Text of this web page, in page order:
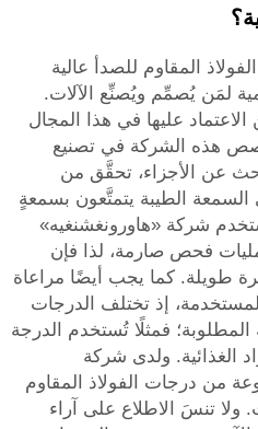
المقاوم للصدأ عالية
لمَن يُصمِّم ويُصنِّع الآلات.
عليها في هذا المجال
هذه الشركة في تصنيع
عن الأجزاء، تحقَّق من
الطيبة يتمتَّعون بسمعةٍ
شركة «هاورونغشنغيه»
فحص صارمة، لذا فإن
طويلة. كما يجب أيضًا مراعاة
إذ تختلف الدرجات
فمثلًا تُستخدم الدرجة
الغذائية. ولدى شركة
من درجات الفولاذ المقاوم
ولا تنسَ الاطلاع على آراء